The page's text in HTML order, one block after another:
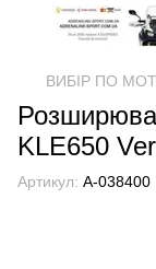
ВИБІР ПО
KLE650
Артикул: А-038400